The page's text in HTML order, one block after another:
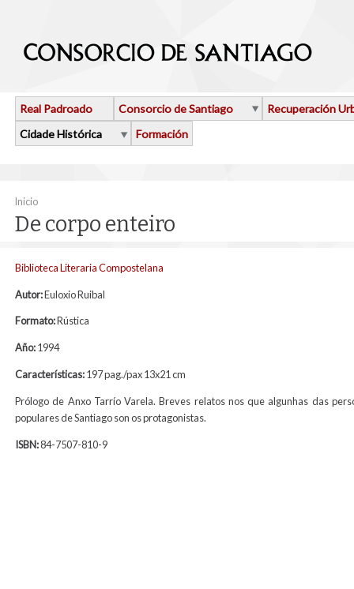
Real Padroado Consorcio de Santiago
Recuperación
Cidade Histórica
Formación
Vostede está aquí
Inicio
De corpo enteiro
Biblioteca Literaria Compostelana
Autor:Euloxio Ruibal
Formato:Rústica
Año:1994
Características:197 pag./pax 13x21 cm
Prólogo de Anxo Tarrío Varela. Breves relatos nos que algunhas das
populares de Santiago son os protagonistas.
ISBN:84-7507-810-9